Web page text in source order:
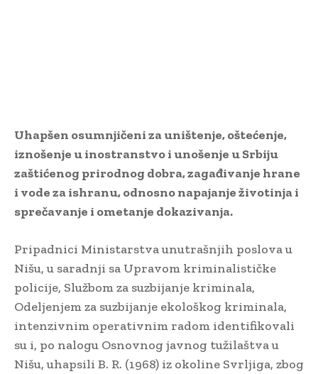
Uhapšen osumnjičeni za uništenje, oštećenje,
iznošenje u inostranstvo i unošenje u Srbiju
zaštićenog prirodnog dobra, zagađivanje hrane
i vode za ishranu, odnosno napajanje životinja i
sprečavanje i ometanje dokazivanja.
Pripadnici Ministarstva unutrašnjih poslova u
Nišu, u saradnji sa Upravom kriminalističke
policije, Službom za suzbijanje kriminala,
Odeljenjem za suzbijanje ekološkog kriminala,
intenzivnim operativnim radom identifikovali
su i, po nalogu Osnovnog javnog tužilaštva u
Nišu, uhapsili B. R. (1968) iz okoline Svrljiga, zbog